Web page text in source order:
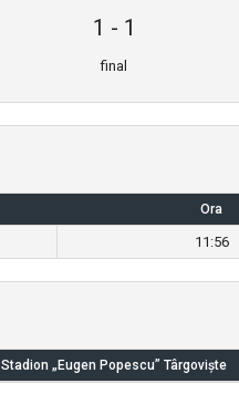
1 - 1
final
Ora
11:56
Stadion „Eugen Popescu” Târgovişte